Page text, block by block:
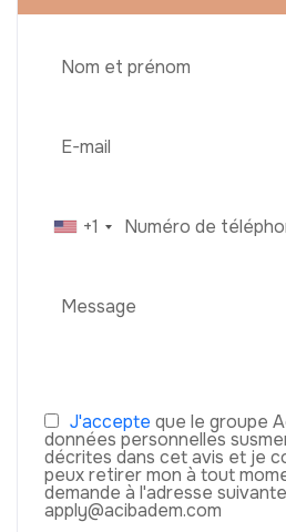
+1
J'accepte que le groupe
données personnelles
décrites dans cet avis et je
peux retirer mon à tout
demande à l'adresse suivante
apply@acibadem.com